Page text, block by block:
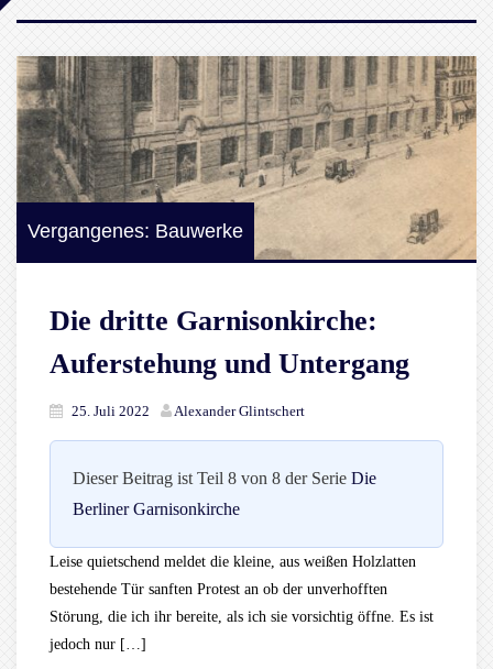
Vergangenes: Bauwerke
Die dritte Garnisonkirche:
Auferstehung und Untergang
25. Juli 2022 Alexander Glintschert
Dieser Beitrag ist Teil 8 von 8 der Serie Die
Berliner Garnisonkirche
Leise quietschend meldet die kleine, aus weißen Holzlatten
bestehende Tür sanften Protest an ob der unverhofften
Störung, die ich ihr bereite, als ich sie vorsichtig öffne. Es ist
jedoch nur […]